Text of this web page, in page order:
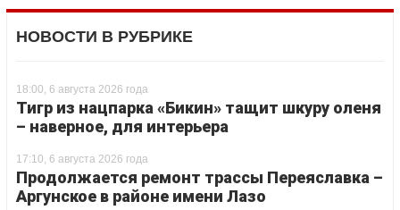
НОВОСТИ В РУБРИКЕ
18:00, 6 августа 2026 года
Тигр из нацпарка «Бикин» тащит шкуру оленя
– наверное, для интерьера
17:10, 6 августа 2026 года
Продолжается ремонт трассы Переяславка –
Аргунское в районе имени Лазо